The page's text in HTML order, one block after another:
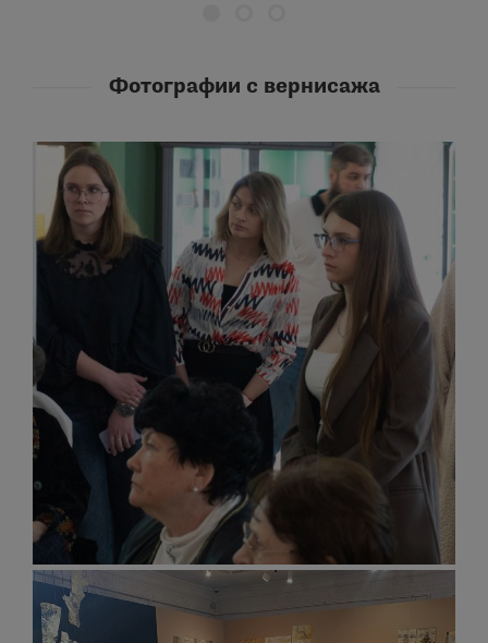
Фотографии с вернисажа